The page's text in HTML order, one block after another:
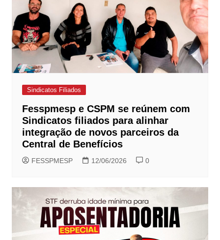
Sindicatos Filiados
Fesspmesp e CSPM se reúnem com
Sindicatos filiados para alinhar
integração de novos parceiros da
Central de Benefícios
FESSPMESP 12/06/2026 0